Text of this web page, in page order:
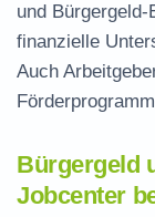
und
finanzielle
Auch
Bürgergeld
Jobcenter